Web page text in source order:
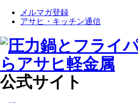
メルマガ登録
アサヒ・キッチン通信
公式サイト